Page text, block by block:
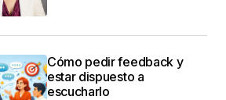
Cómo pedir feedback y
estar dispuesto a
escucharlo